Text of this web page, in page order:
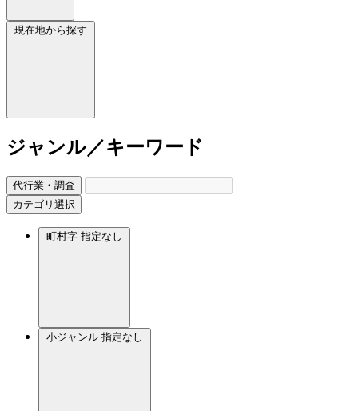
現在地から探す
ジャンル／キーワード
代行業・調査
カテゴリ選択
町村字 指定なし
小ジャンル 指定なし